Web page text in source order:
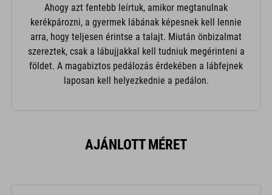
Ahogy azt fentebb leírtuk, amikor megtanulnak
kerékpározni, a gyermek lábának képesnek kell lennie
arra, hogy teljesen érintse a talajt. Miután önbizalmat
szereztek, csak a lábujjakkal kell tudniuk megérinteni a
földet. A magabiztos pedálozás érdekében a lábfejnek
laposan kell helyezkednie a pedálon.
AJÁNLOTT MÉRET